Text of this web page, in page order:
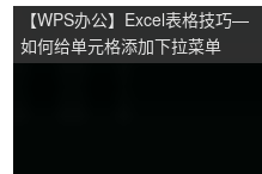
【WPS办公】Excel表格技巧—
如何给单元格添加下拉菜单